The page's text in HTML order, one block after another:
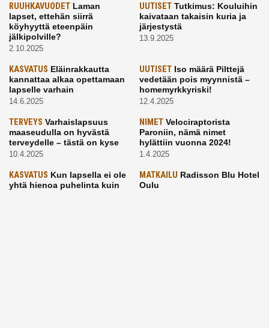
RUUHKAVUODET Laman
lapset, ettehän siirrä
köyhyyttä eteenpäin
jälkipolville?
2.10.2025
UUTISETTutkimus: Kouluihin
kaivataan takaisin kuria ja
järjestystä
13.9.2025
KASVATUS Eläinrakkautta
kannattaa alkaa opettamaan
lapselle varhain
14.6.2025
UUTISETIso määrä Pilttejä
vedetään pois myynnistä –
homemyrkkyriski!
12.4.2025
TERVEYS Varhaislapsuus
maaseudulla on hyvästä
terveydelle – tästä on kyse
10.4.2025
NIMETVelociraptorista
Paroniin, nämä nimet
hylättiin vuonna 2024!
1.4.2025
KASVATUS Kun lapsella ei ole
yhtä hienoa puhelinta kuin
MATKAILU Radisson Blu Hotel
Oulu